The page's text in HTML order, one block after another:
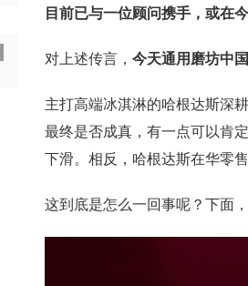
目前已与一位顾问携手，或在
对上述传言， 今天通用磨坊中
主打高端冰淇淋的哈根达斯深
最终是否成真，有一点可以肯
下滑。相反，哈根达斯在华零
这到底是怎么一回事呢？下面